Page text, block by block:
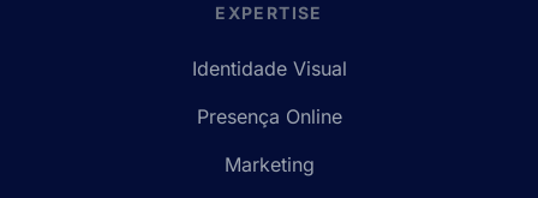
EXPERTISE
Identidade Visual
Presença Online
Marketing